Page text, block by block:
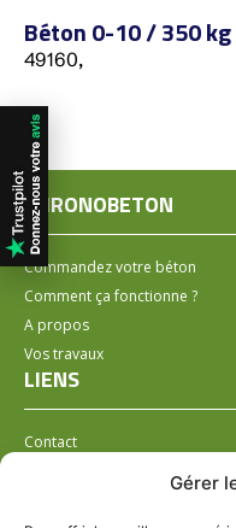
Gérer
Béton 0-10 / 350 kg
49160,
CHRONOBETON
Commandez votre béton
Comment ça fonctionne ?
A propos
Vos travaux
LIENS
Contact